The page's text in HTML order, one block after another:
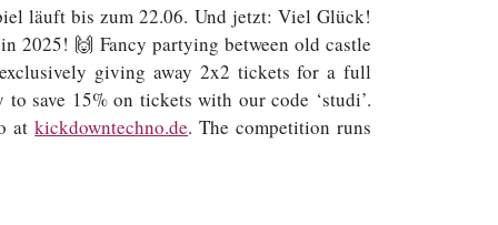
läuft bis zum 22.06. Und jetzt: Viel Glück!
2025! 🙌 Fancy partying between old castle
giving away 2x2 tickets for a full
save 15% on tickets with our code ‘studi’.
atkickdowntechno.de. The competition runs